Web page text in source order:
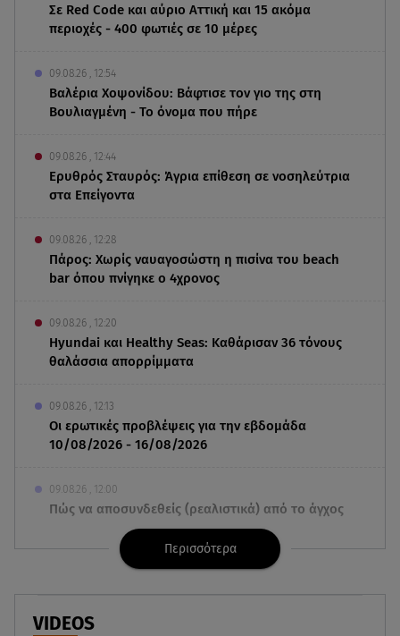
Σε Red Code και αύριο Αττική και 15 ακόμα
περιοχές - 400 φωτιές σε 10 μέρες
09.08.26 , 12:54
Βαλέρια Χοψονίδου: Βάφτισε τον γιο της στη
Βουλιαγμένη - Το όνομα που πήρε
09.08.26 , 12:44
Ερυθρός Σταυρός: Άγρια επίθεση σε νοσηλεύτρια
στα Επείγοντα
09.08.26 , 12:28
Πάρος: Χωρίς ναυαγοσώστη η πισίνα του beach
bar όπου πνίγηκε ο 4χρονος
09.08.26 , 12:20
Hyundai και Healthy Seas: Καθάρισαν 36 τόνους
θαλάσσια απορρίμματα
09.08.26 , 12:13
Οι ερωτικές προβλέψεις για την εβδομάδα
10/08/2026 - 16/08/2026
09.08.26 , 12:00
Πώς να αποσυνδεθείς (ρεαλιστικά) από το άγχος
στις διακοπές
Διακοπές στην Κρήτη κάνει ο πρωθυπουργός
Περισσότερα
VIDEOS